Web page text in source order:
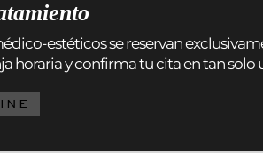
estéticos se reservan
horaria y confirma tu cita en tan solo